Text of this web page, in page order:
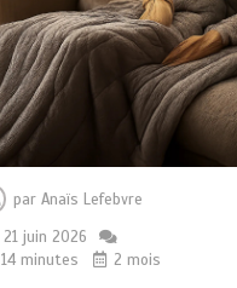
par Anaïs Lefebvre
21 juin 2026
14 minutes
2 mois